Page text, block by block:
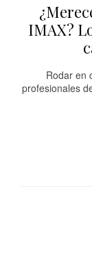
IMAX?
Rodar en
profesionales